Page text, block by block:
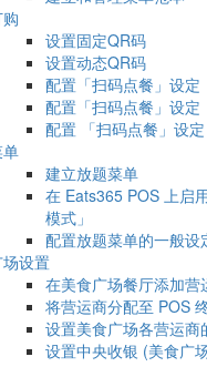
设置固定QR码
设置动态QR码
配置「扫码点餐」设定
配置「扫码点餐」设定
配置 「扫码点餐」设定
建立放题菜单
在 Eats365 POS 上启
模式」
配置放题菜单的一般设
设置
在美食广场餐厅添加营
将营运商分配至 POS
设置美食广场各营运商
设置中央收银 (美食广